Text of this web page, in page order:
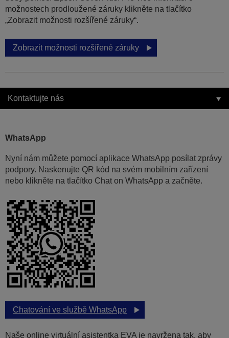
možnostech prodloužené záruky klikněte na tlačítko
„Zobrazit možnosti rozšířené záruky“.
Zobrazit možnosti rozšířené záruky
Kontaktujte nás
WhatsApp
Nyní nám můžete pomocí aplikace WhatsApp posílat zprávy
podpory. Naskenujte QR kód na svém mobilním zařízení
nebo klikněte na tlačítko Chat on WhatsApp a začněte.
Chatování ve službě WhatsApp
Naše online virtuální asistentka EVA je navržena tak, aby